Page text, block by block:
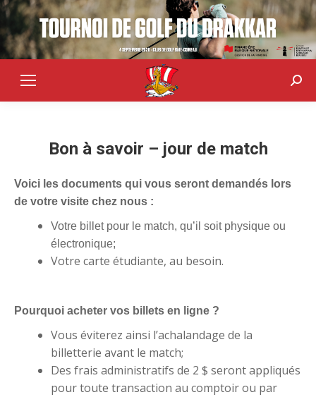
Bon à savoir – jour de match
Voici les documents qui vous seront demandés lors
de votre visite chez nous :
Votre billet pour le match, qu’il soit physique ou
électronique;
Votre carte étudiante, au besoin.
Pourquoi acheter vos billets en ligne ?
Vous éviterez ainsi l’achalandage de la
billetterie avant le match;
Des frais administratifs de 2 $ seront appliqués
pour toute transaction au comptoir ou par